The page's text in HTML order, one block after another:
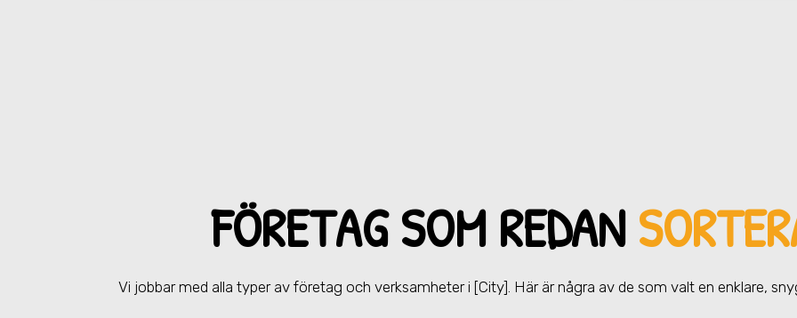
FÖRETAG SOM REDAN
Vi jobbar med alla typer av företag och verksamheteri [City]. Här är några av de som valt en enklare,